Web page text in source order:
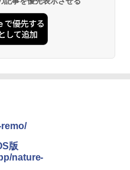
版
nature-